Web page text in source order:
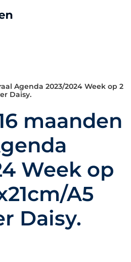
Agenda 2023/2024 Week op 2
Daisy.
maanden
Week op
A5
Daisy.